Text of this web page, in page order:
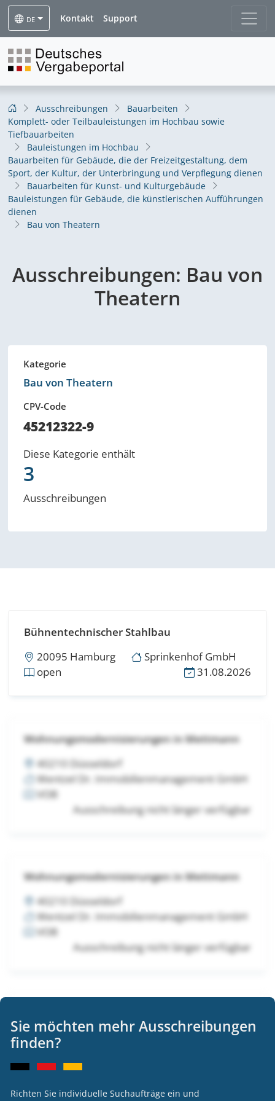
DE Kontakt Support
Ausschreibungen
Bauarbeiten
Komplett- oder Teilbauleistungen im Hochbau sowie
Tiefbauarbeiten
Bauleistungen im Hochbau
Bauarbeiten für Gebäude, die der Freizeitgestaltung, dem
Sport, der Kultur, der Unterbringung und Verpflegung dienen
Bauarbeiten für Kunst- und Kulturgebäude
Bauleistungen für Gebäude, die künstlerischen Aufführungen
dienen
Bau von Theatern
Ausschreibungen: Bau von
Theatern
Kategorie
Bau von Theatern
CPV-Code
45212322-9
Diese Kategorie enthält
3
Ausschreibungen
Bühnentechnischer Stahlbau
20095 Hamburg
Sprinkenhof GmbH
open
31.08.2026
Wohnungsmodernisierungen in Mettmann
40210 Düsseldorf
Wentzel Dr. Immobilienmanagement GmbH
VOB
Ausschreibung nicht länger verfügbar
Wohnungsmodernisierungen in Mettmann
40210 Düsseldorf
Wentzel Dr. Immobilienmanagement GmbH
VOB
Ausschreibung nicht länger verfügbar
40210 Düsseldorf
VOB
Sie möchten mehr Ausschreibungen
finden?
Richten Sie individuelle Suchaufträge ein und